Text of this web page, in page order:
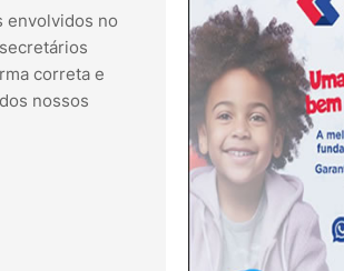
envolvidos no
correta e
nossos